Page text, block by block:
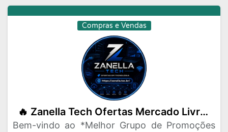
Compras e Vendas
🔥 Zanella Tech Ofertas Mercado Livre e Shopee 🔥
Bem-vindo ao *Melhor Grupo de Promoções